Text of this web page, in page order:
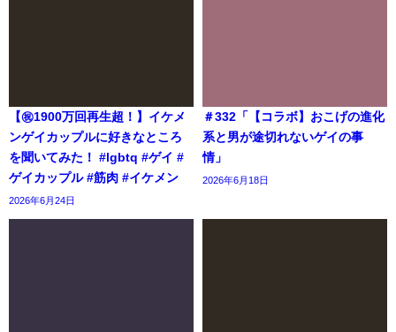
【㊗️1900万回再生超！】イケメ
ンゲイカップルに好きなところ
を聞いてみた！ #lgbtq #ゲイ #
ゲイカップル #筋肉 #イケメン
2026年6月24日
＃332「【コラボ】おこげの進化
系と男が途切れないゲイの事
情」
2026年6月18日